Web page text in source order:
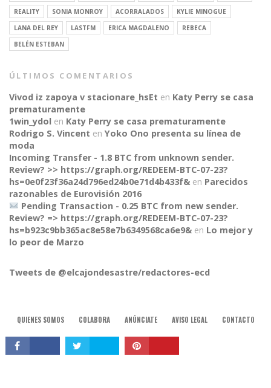
CONNECT
REALITY
SONIA MONROY ACORRALADOS
KYLIE MINOGUE
LANA DEL REY
LASTFM ERICA MAGDALENO
REBECA
BELÉN ESTEBAN
ÚLTIMOS COMENTARIOS
Vivod iz zapoya v stacionare_hsEt en Katy Perry se casa
prematuramente
1win_ydol en Katy Perry se casa prematuramente
Rodrigo S. Vincent en Yoko Ono presenta su línea de
moda
Incoming Transfer - 1.8 BTC from unknown sender.
Review? >> https://graph.org/REDEEM-BTC-07-23?
hs=0e0f23f36a24d796ed24b0e71d4b433f& en Parecidos
razonables de Eurovisión 2016
Pending Transaction - 0.25 BTC from new sender.
Review? => https://graph.org/REDEEM-BTC-07-23?
hs=b923c9bb365ac8e58e7b6349568ca6e9& en Lo mejor y
lo peor de Marzo
Tweets de @elcajondesastre/redactores-ecd
QUIENES SOMOS COLABORA ANÚNCIATE AVISO LEGAL CONTACTO
© 2015, El Cajón Desastre.